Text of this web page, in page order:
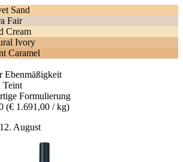
Sand
Fair
Cream
Ivory
Caramel
Ebenmäßigkeit
Teint
Formulierung
(€ 1.691,00 / kg)
August